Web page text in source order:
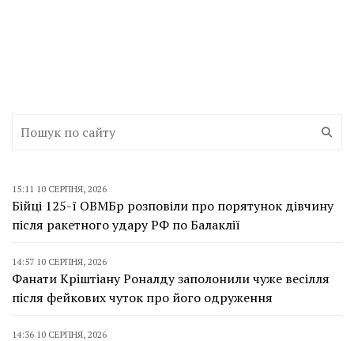
15:11 10 СЕРПНЯ, 2026
Бійці 125-ї ОВМБр розповіли про порятунок дівчину
після ракетного удару РФ по Балаклії
14:57 10 СЕРПНЯ, 2026
Фанати Кріштіану Роналду заполонили чуже весілля
після фейкових чуток про його одруження
14:36 10 СЕРПНЯ, 2026